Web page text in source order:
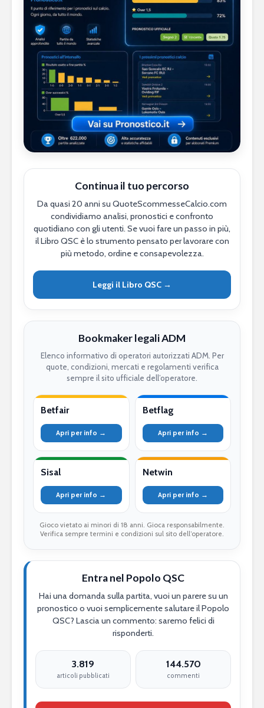
Continua il tuo percorso
Da quasi 20 anni su QuoteScommesseCalcio.com
condividiamo analisi, pronostici e confronto
quotidiano con gli utenti. Se vuoi fare un passo in più,
il Libro QSC è lo strumento pensato per lavorare con
più metodo, ordine e consapevolezza.
Leggi il Libro QSC →
Bookmaker legali ADM
Elenco informativo di operatori autorizzati ADM. Per
quote, condizioni, mercati e regolamenti verifica
sempre il sito ufficiale dell’operatore.
Betfair
Apri per info →
Betflag
Apri per info →
Sisal
Apri per info →
Netwin
Apri per info →
Gioco vietato ai minori di 18 anni. Gioca responsabilmente.
Verifica sempre termini e condizioni sul sito dell’operatore.
Entra nel Popolo QSC
Hai una domanda sulla partita, vuoi un parere su un
pronostico o vuoi semplicemente salutare il Popolo
QSC? Lascia un commento: saremo felici di
risponderti.
3.819
articoli pubblicati
144.570
commenti